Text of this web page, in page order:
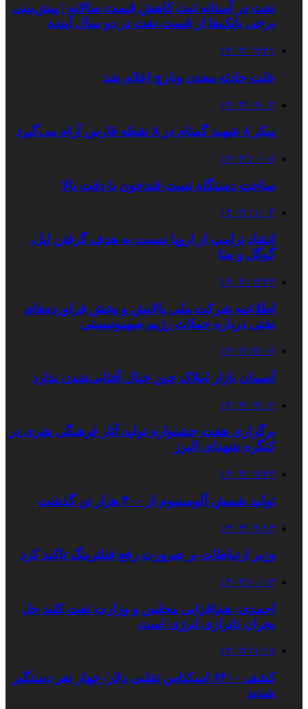
نفت در آستانه ثبت کاهش قیمت سالانه | پیش‌بینی
برخی بانک‌ها از قیمت نفت در دو سال آینده
۱۴۰۳/۰۹/۲۱
علت حادثه معدن ونارچ اعلام شد
۱۴۰۳/۰۹/۰۴
پیکر ۸ شهید گمنام در ۸ نقطه فارس آرام می‌گیرد
۱۴۰۳/۱۰/۰۷
ساخت دستگاه تست قندخون با دقت بالا
۱۴۰۲/۱۱/۰۴
انتقاد ترامپ از اروپا نسبت به هدف گرفتن اپل،
گوگل و متا
۱۴۰۴/۰۳/۲۳
اطلاعیه شرکت ملی پالایش و پخش فراورده‌های
نفتی درباره حملات رژیم صهیونیستی
۱۴۰۲/۱۲/۰۷
آسمان بازار املاک چین خیال آفتابی‌شدن ندارد
۱۴۰۳/۰۹/۰۲
برگزاری هفت جشنواره تولید آثار فرهنگی هنری در
کنگره شهدای البرز
۱۴۰۳/۰۹/۲۳
تولید شمش آلومینیوم از ۴۰۰ هزار تن گذشت
۱۴۰۳/۰۹/۱۳
وزیر ارتباطات بر ضرورت رفع فیلترینگ تاکید کرد
۱۴۰۳/۱۰/۰۳
احمدی: هم‌افزایی مجلس و وزارت نفت کلید حل
بحران ناترازی انرژی است
۱۴۰۲/۱۱/۱۷
کشف ۶۴۰۰ اسکناس تقلبی دلار/ چهار نفر دستگیر
شدند